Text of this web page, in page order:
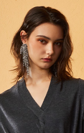
／ATM／網路銀
※ 請注意：結帳
絡購買商品的店
先享後付繳納相關
※ 交易是否成功請
是否繳費成功／
付客戶支援中心」
【注意事項】
１．透過由恩沛
交易，需依本服
求債權轉讓予恩
２．關於個人資
https://aftee.tw/
３．未成年的使
付款後全家取貨
每筆NT$80，滿
7-11取貨付款
每筆NT$80，
付款後7-11取貨
每筆NT$80，滿
宅配
每筆NT$100，
貨到付款